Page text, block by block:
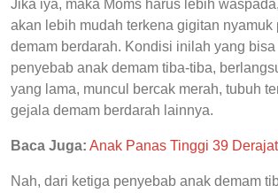
Jika iya, maka Moms harus lebih
akan lebih mudah terkena gigitan nyamuk
demam berdarah. Kondisi inilah yang
penyebab anak demam tiba-tiba,
yang lama, muncul bercak merah, tubuh
gejala demam berdarah lainnya.
Baca Juga: Anak Panas Tinggi 39 Derajat
Nah, dari ketiga penyebab anak demam